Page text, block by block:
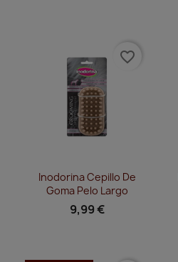
Vista rápida
Inodorina Cepillo De
Goma Pelo Largo
9,99 €
favorite_border